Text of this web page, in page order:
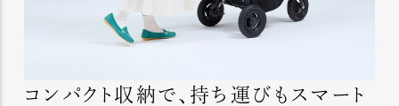
コンパクト収納で、持ち運びもスマート